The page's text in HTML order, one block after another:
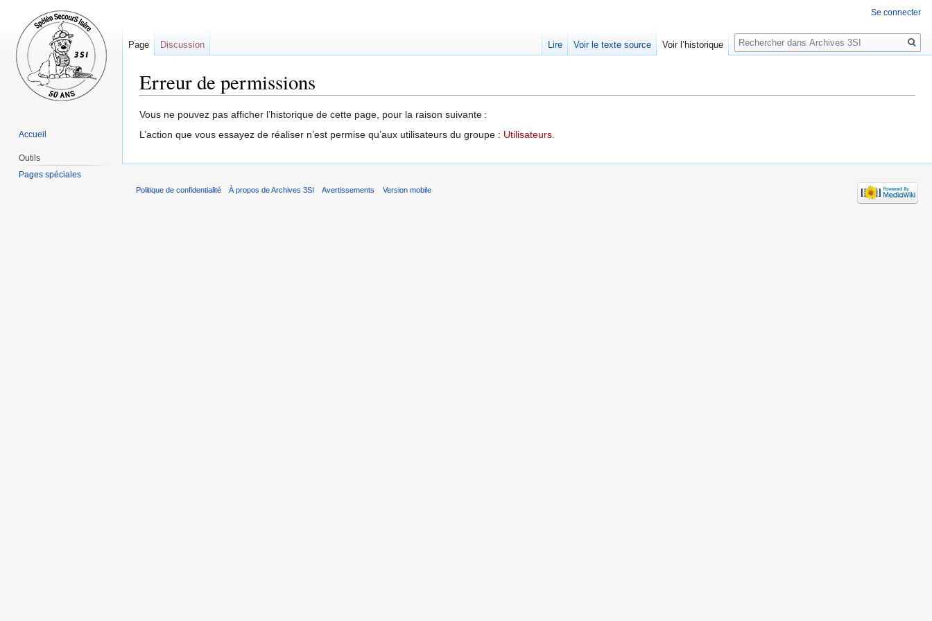
Erreur de permissions
Sauter
à
Sauter
à
Vous ne pouvez pas afficher l’historique de cette page, pour la raison suivante :
L’action que vous essayez de réaliser n’est permise qu’aux utilisateurs du groupe : Utilisateurs.
Se connecter
Page Discussion Lire Voir le texte source Voir l’historique
Rechercher
Accueil
Outils
Pages spéciales
Politique de confidentialité À propos de Archives 3SI Avertissements Version mobile